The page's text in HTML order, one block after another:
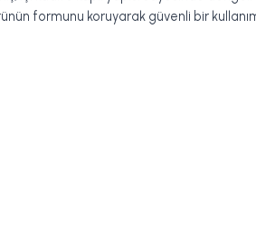
formunu koruyarak güvenli bir